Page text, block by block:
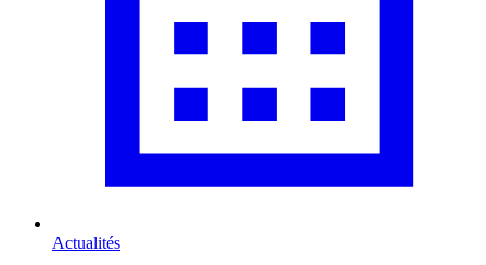
Actualités